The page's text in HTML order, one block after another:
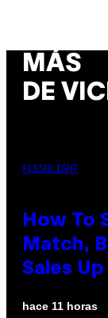
MÁS
DE
FLESHLIGHT
How To
Match,
Sales
hace 11 horas